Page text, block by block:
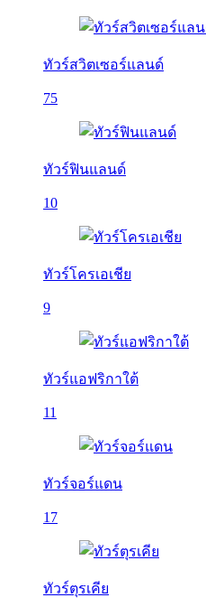
ทัวร์สวิตเซอร์แลนด์
75
ทัวร์ฟินแลนด์
10
ทัวร์โครเอเชีย
9
ทัวร์แอฟริกาใต้
11
ทัวร์จอร์แดน
17
ทัวร์ตุรเคีย